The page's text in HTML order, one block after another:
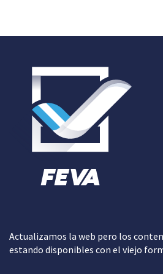
Actualizamos la web pero los
estando disponibles con el viejo